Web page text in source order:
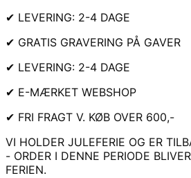
✔ LEVERING: 2-4 DAGE
✔ GRATIS GRAVERING PÅ GAVER
✔ LEVERING: 2-4 DAGE
✔ E-MÆRKET WEBSHOP
✔ FRI FRAGT V. KØB OVER 600,-
VI HOLDER JULEFERIE OG ER
- ORDER I DENNE PERIODE
FERIEN.